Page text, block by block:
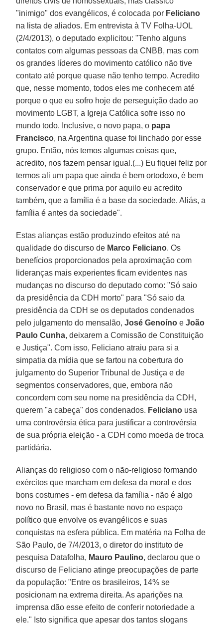
"inimigo" dos evangélicos, é colocada por Feliciano
na lista de aliados. Em entrevista à TV Folha-UOL
(2/4/2013), o deputado explicitou: "Tenho alguns
contatos com algumas pessoas da CNBB, mas com
os grandes líderes do movimento católico não tive
contato até porque quase não tenho tempo. Acredito
que, nesse momento, todos eles me conhecem até
porque o que eu sofro hoje de perseguição dado ao
movimento LGBT, a Igreja Católica sofre isso no
mundo todo. Inclusive, o novo papa, o papa
Francisco, na Argentina quase foi linchado por esse
grupo. Então, nós temos algumas coisas que,
acredito, nos fazem pensar igual.(...) Eu fiquei feliz por
termos ali um papa que ainda é bem ortodoxo, é bem
conservador e que prima por aquilo eu acredito
também, que a família é a base da sociedade. Aliás, a
família é antes da sociedade".
Estas alianças estão produzindo efeitos até na
qualidade do discurso de Marco Feliciano. Os
benefícios proporcionados pela aproximação com
lideranças mais experientes ficam evidentes nas
mudanças no discurso do deputado como: "Só saio
da presidência da CDH morto" para "Só saio da
presidência da CDH se os deputados condenados
pelo julgamento do mensalão,José Genoíno eJoão
Paulo Cunha, deixarem a Comissão de Constituição
e Justiça". Com isso, Feliciano atraiu para si a
simpatia da mídia que se fartou na cobertura do
julgamento do Superior Tribunal de Justiça e de
segmentos conservadores, que, embora não
concordem com seu nome na presidência da CDH,
querem "a cabeça" dos condenados. Feliciano usa
uma controvérsia ética para justificar a controvérsia
de sua própria eleição - a CDH como moeda de troca
partidária.
Alianças do religioso com o não-religioso formando
exércitos que marcham em defesa da moral e dos
bons costumes - em defesa da família - não é algo
novo no Brasil, mas é bastante novo no espaço
político que envolve os evangélicos e suas
conquistas na esfera pública. Em matéria na Folha de
São Paulo, de 7/4/2013, o diretor do instituto de
pesquisa Datafolha, Mauro Paulino, declarou que o
discurso de Feliciano atinge preocupações de parte
da população: "Entre os brasileiros, 14% se
posicionam na extrema direita. As aparições na
imprensa dão esse efeito de conferir notoriedade a
ele." Isto significa que apesar dos tantos slogans